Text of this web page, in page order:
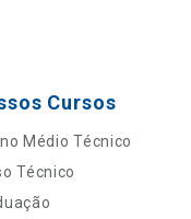
Cursos
Médio Técnico
Técnico